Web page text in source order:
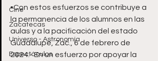
Cine
Zacatecas
Universo - Astronomía
Espectáculos
▪️Con estos esfuerzos se contribuye a
la permanencia de los alumnos en las
aulas y a la pacificación del estado
Guadalupe, Zac., 6 de febrero de
2024.- En un esfuerzo por apoyar la